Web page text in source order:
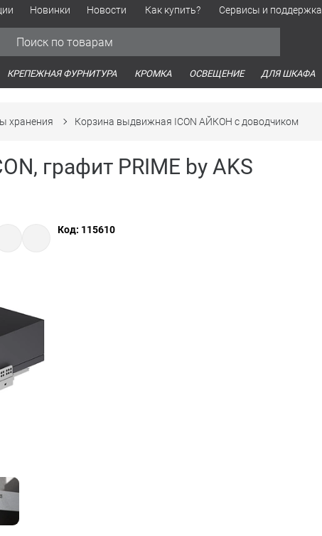
Новинки Новости Как купить? Сервисы и поддержка
КРЕПЕЖНАЯ ФУРНИТУРА КРОМКА ОСВЕЩЕНИЕ ДЛЯ ШКАФА
хранения Корзина выдвижная ICON АЙКОН с доводчиком
графит PRIME by AKS
Код: 115610